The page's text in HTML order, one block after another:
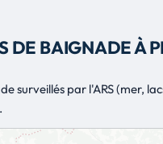
DE BAIGNADE À
surveillés par l'ARS (mer,